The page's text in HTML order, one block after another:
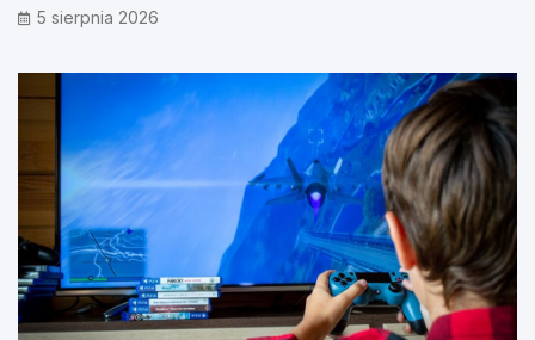
5 sierpnia 2026